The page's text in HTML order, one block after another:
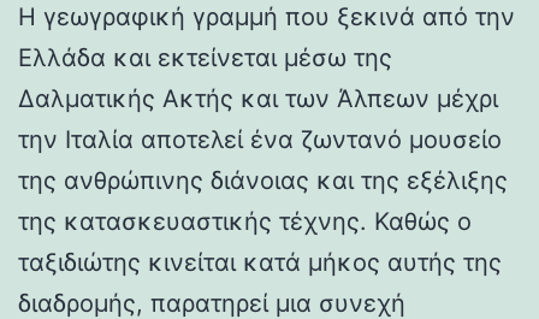
Η γεωγραφική γραμμή που ξεκινά από την
Ελλάδα και εκτείνεται μέσω της
Δαλματικής Ακτής και των Άλπεων μέχρι
την Ιταλία αποτελεί ένα ζωντανό μουσείο
της ανθρώπινης διάνοιας και της εξέλιξης
της κατασκευαστικής τέχνης. Καθώς ο
ταξιδιώτης κινείται κατά μήκος αυτής της
διαδρομής, παρατηρεί μια συνεχή